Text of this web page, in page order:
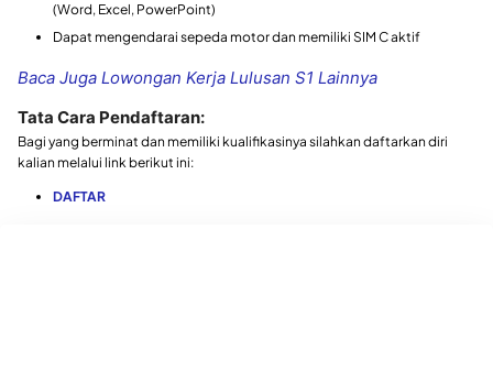
(Word, Excel, PowerPoint)
Dapat mengendarai sepeda motor dan memiliki SIM C aktif
Baca Juga Lowongan Kerja Lulusan S1 Lainnya
Tata Cara Pendaftaran:
Bagi yang berminat dan memiliki kualifikasinya silahkan daftarkan diri
kalian melalui link berikut ini:
DAFTAR